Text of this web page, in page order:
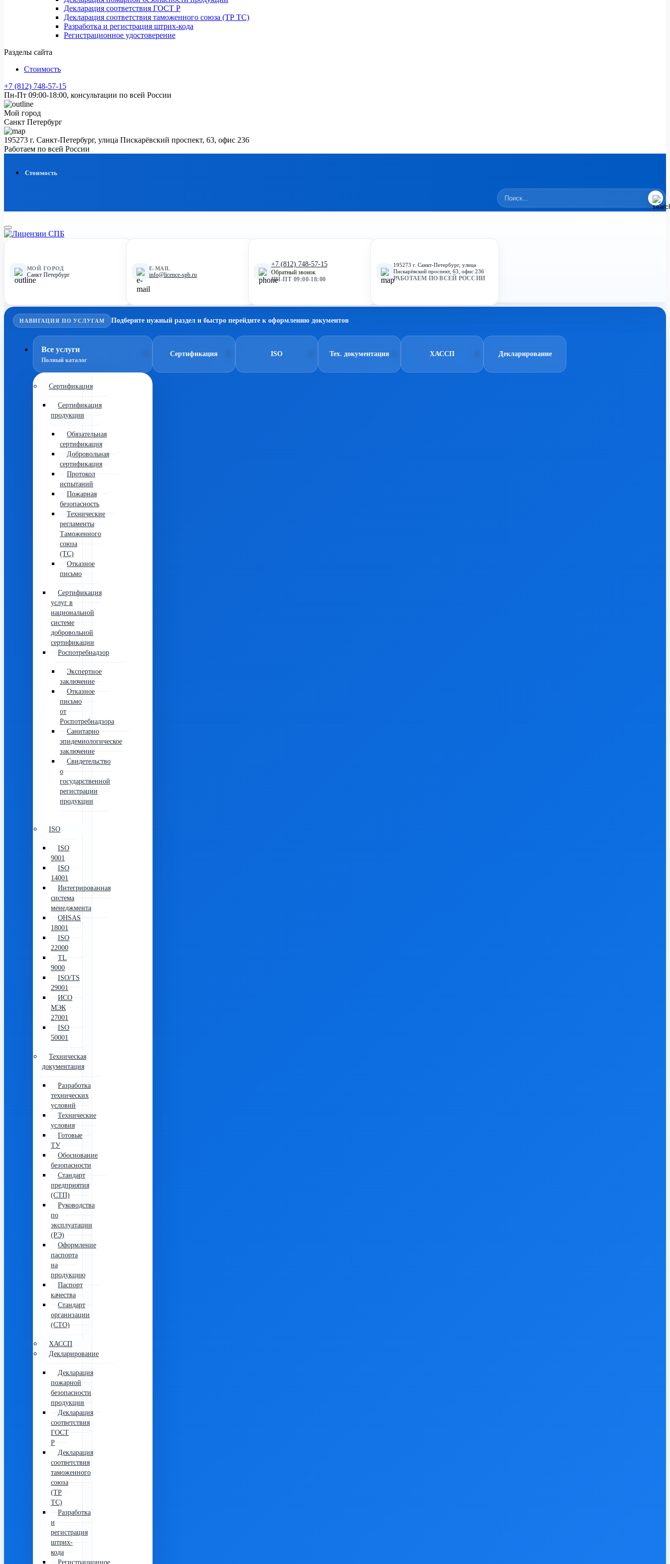
Декларация соответствия ГОСТ Р
Декларация соответствия таможенного союза (ТР ТС)
Разработка и регистрация штрих-кода
Регистрационное удостоверение
Разделы сайта
Стоимость
+7 (812) 748-57-15
Пн-Пт 09:00-18:00, консультации по всей России
Мой город
Санкт Петербург
195273 г. Санкт-Петербург, улица Пискарёвский проспект, 63, офис 236
Работаем по всей России
Стоимость
МОЙ ГОРОД
Санкт Петербург
E-MAIL
info@licence-spb.ru
+7 (812) 748-57-15
Обратный звонок
ПН-ПТ 09:00-18:00
195273 г. Санкт-Петербург, улица
Пискарёвский проспект, 63, офис 236
РАБОТАЕМ ПО ВСЕЙ РОССИИ
НАВИГАЦИЯ ПО УСЛУГАМ Подберите нужный раздел и быстро перейдите к оформлению документов
Все услуги
Полный каталог
Сертификация
Сертификация
продукции
Обязательная
сертификация
Добровольная
сертификация
Протокол
испытаний
Пожарная
безопасность
Технические
регламенты
Таможенного
союза
(ТС)
Отказное
письмо
Сертификация
услуг в
национальной
системе
добровольной
сертификации
Роспотребнадзор
Экспертное
заключение
Отказное
письмо
от
Роспотребнадзора
Санитарно
эпидемиологическое
заключение
Свидетельство
о
государственной
регистрации
продукции
ISO
ISO
9001
ISO
14001
Интегрированная
система
менеджмента
OHSAS
18001
ISO
22000
TL
9000
ISO/TS
29001
ИСО
МЭК
27001
ISO
50001
Техническая
документация
Разработка
технических
условий
Технические
условия
Готовые
ТУ
Обоснование
безопасности
Стандарт
предприятия
(СТП)
Руководства
по
эксплуатации
(РЭ)
Оформление
паспорта
на
продукцию
Паспорт
качества
Стандарт
организации
(СТО)
ХАССП
Декларирование
Декларация
пожарной
безопасности
продукции
Декларация
соответствия
ГОСТ
Р
Декларация
соответствия
таможенного
союза
(ТР
ТС)
Разработка
и
регистрация
штрих-
кода
Регистрационное
Сертификация ISO Тех. документация ХАССП Декларирование